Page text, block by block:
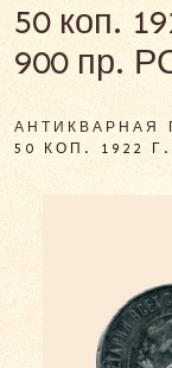
50 коп.
900 пр.
АНТИКВАРНАЯ
50 КОП. 1922